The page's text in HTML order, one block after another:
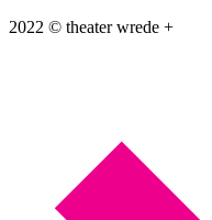
2022 © theater wrede +